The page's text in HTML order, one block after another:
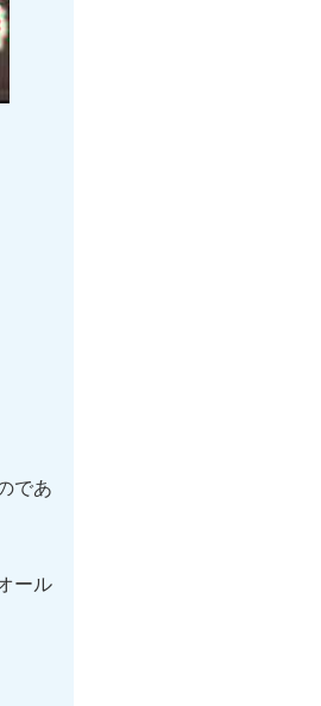
であ
ール